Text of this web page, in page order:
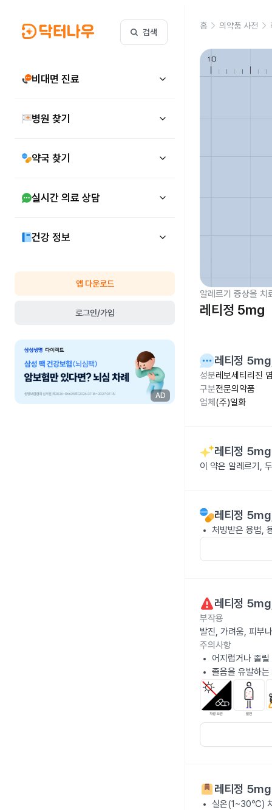
검색
비대면 진료
병원 찾기
약국 찾기
실시간 의료 상담
건강 정보
앱 다운로드
로그인/가입
AD
홈 의약품 사전
알레르기 증상을 치
레티정 5mg
레티정 5mg
성분레보세티리진
구분전문의약품
업체 (주)일화
레티정 5mg
이 약은 알레르기,
레티정 5mg
처방받은 용법,
레티정 5mg
부작용
발진, 가려움, 피부
주의사항
어지럽거나 졸
졸음을 유발하
레티정 5mg
실온(1~30℃)